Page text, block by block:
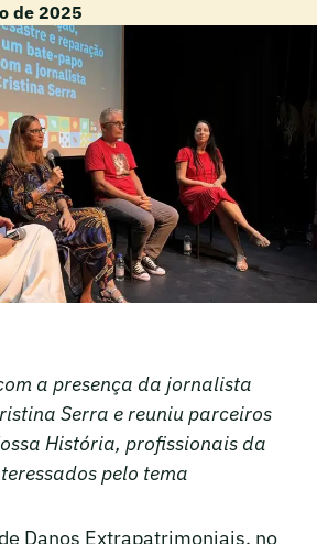
de 2025
a presença da jornalista
Serra e reuniu parceiros
História, profissionais da
pelo tema
Danos Extrapatrimoniais, no